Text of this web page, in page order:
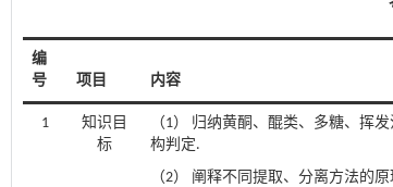
编
号
项目 内容
1
知识目
标
（1） 归纳黄酮、醌类、多糖、挥
构判定.
（2） 阐释不同提取、分离方法的